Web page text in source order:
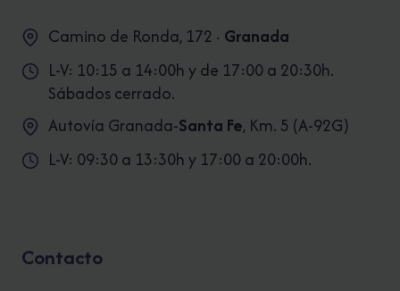
Camino de Ronda, 172 · Granada
L-V: 10:15 a 14:00h y de 17:00 a 20:30h.
Sábados cerrado.
Autovía Granada-Santa Fe, Km. 5 (A-92G)
L-V: 09:30 a 13:30h y 17:00 a 20:00h.
Contacto